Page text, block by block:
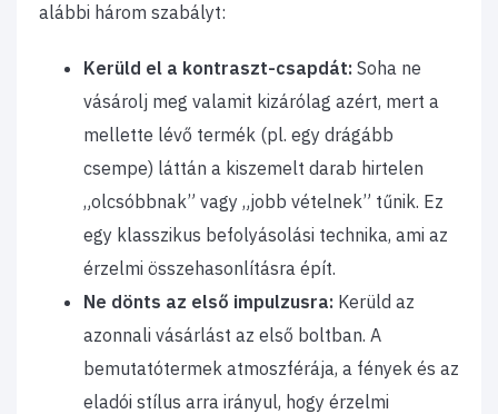
alábbi három szabályt:
Kerüld el a kontraszt-csapdát: Soha ne
vásárolj meg valamit kizárólag azért, mert a
mellette lévő termék (pl. egy drágább
csempe) láttán a kiszemelt darab hirtelen
„olcsóbbnak” vagy „jobb vételnek” tűnik. Ez
egy klasszikus befolyásolási technika, ami az
érzelmi összehasonlításra épít.
Ne dönts az első impulzusra: Kerüld az
azonnali vásárlást az első boltban. A
bemutatótermek atmoszférája, a fények és az
eladói stílus arra irányul, hogy érzelmi